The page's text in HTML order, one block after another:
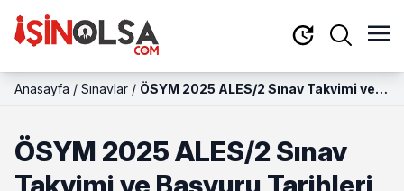
Anasayfa / Sınavlar / ÖSYM 2025 ALES/2 Sınav Takvimi ve
ÖSYM 2025 ALES/2 Sınav